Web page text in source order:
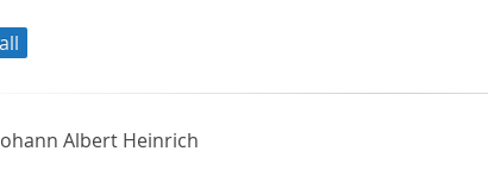
Albert Heinrich